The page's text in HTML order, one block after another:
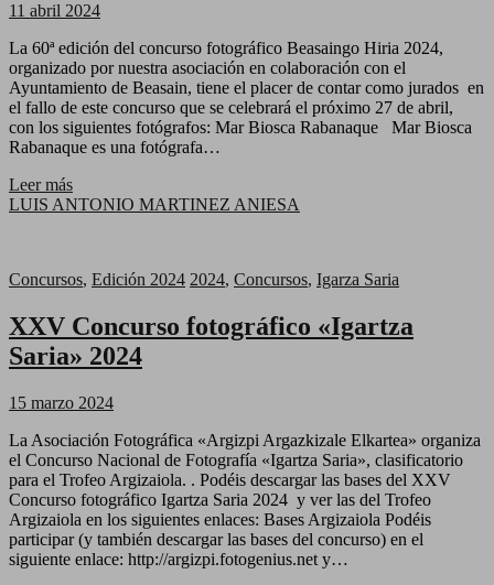
11 abril 2024
La 60ª edición del concurso fotográfico Beasaingo Hiria 2024,
organizado por nuestra asociación en colaboración con el
Ayuntamiento de Beasain, tiene el placer de contar como jurados en
el fallo de este concurso que se celebrará el próximo 27 de abril,
con los siguientes fotógrafos: Mar Biosca Rabanaque Mar Biosca
Rabanaque es una fotógrafa…
Leer más
LUIS ANTONIO MARTINEZ ANIESA
Concursos, Edición 2024 2024, Concursos, Igarza Saria
XXV Concurso fotográfico «Igartza
Saria» 2024
15 marzo 2024
La Asociación Fotográfica «Argizpi Argazkizale Elkartea» organiza
el Concurso Nacional de Fotografía «Igartza Saria», clasificatorio
para el Trofeo Argizaiola. . Podéis descargar las bases del XXV
Concurso fotográfico Igartza Saria 2024 y ver las del Trofeo
Argizaiola en los siguientes enlaces: Bases Argizaiola Podéis
participar (y también descargar las bases del concurso) en el
siguiente enlace: http://argizpi.fotogenius.net y…